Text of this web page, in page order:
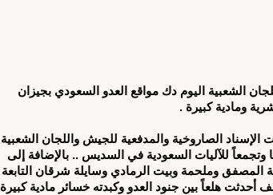
الشعبية اليوم دك مواقع العدو السعودي بجيزان
ومادية كبيرة .
الصاروخية والمدفعية للجيش واللجان الشعبية
للآليات السعودية في السديس .. بالإضافة إلى
وملحمة وبيت الرمادي وسايلة شرقان التابعة
أحدثت هلعاً بين جنود العدو وكبدته خسائر مادية كبيرة